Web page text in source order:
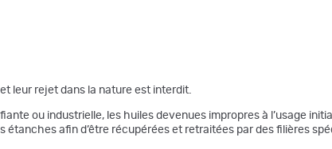
leur rejet dans la nature est interdit.
ou industrielle, les huiles devenues impropres à l’usage
afin d’être récupérées et retraitées par des filières